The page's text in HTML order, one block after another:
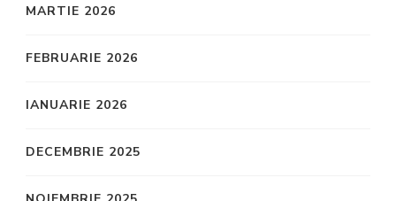
MARTIE 2026
FEBRUARIE 2026
IANUARIE 2026
DECEMBRIE 2025